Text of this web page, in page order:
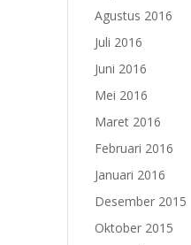
Agustus 2016
Juli 2016
Juni 2016
Mei 2016
Maret 2016
Februari 2016
Januari 2016
Desember 2015
Oktober 2015